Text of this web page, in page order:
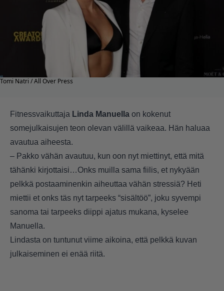
Tomi Natri / All Over Press
Fitnessvaikuttaja Linda Manuella on kokenut
somejulkaisujen teon olevan välillä vaikeaa. Hän haluaa
avautua aiheesta.
– Pakko vähän avautuu, kun oon nyt miettinyt, että mitä
tähänki kirjottaisi…Onks muilla sama fiilis, et nykyään
pelkkä postaaminenkin aiheuttaa vähän stressiä? Heti
miettii et onks täs nyt tarpeeks “sisältöö”, joku syvempi
sanoma tai tarpeeks diippi ajatus mukana, kyselee
Manuella.
Lindasta on tuntunut viime aikoina, että pelkkä kuvan
julkaiseminen ei enää riitä.